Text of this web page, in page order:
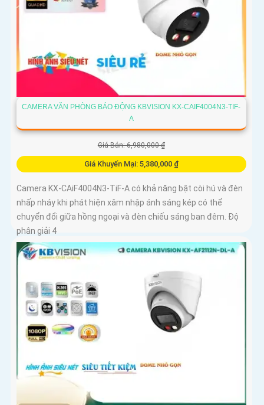
CAMERA VĂN PHÒNG BÁO ĐỘNG KBVISION KX-CAIF4004N3-TIF-
A
Giá Bán: 6,980,000 ₫
Giá Khuyến Mại: 5,380,000 ₫
Camera KX-CAiF4004N3-TiF-A có khả năng bật còi hú và đèn
nhấp nháy khi phát hiện xâm nhập ánh sáng kép có thể
chuyển đổi giữa hồng ngoại và đèn chiếu sáng ban đêm. Độ
phân giải 4